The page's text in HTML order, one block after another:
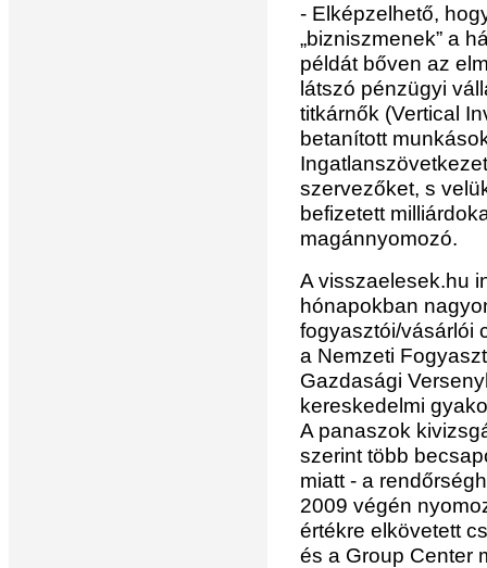
- Elképzelhető,
„bizniszmenek” a
példát bőven az
látszó pénzügyi
titkárnők (Vertical
betanított
szervezőket, s
befizetett
magánnyomozó.
A visszaelesek.hu
hónapokban
fogyasztói/vásárlói
a Nemzeti
Gazdasági
kereskedelmi
A panaszok
szerint több
miatt - a
2009 végén
értékre elkövetett
és a Group Center